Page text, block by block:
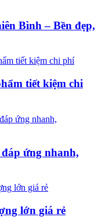
Bình – Bền đẹp,
tiết kiệm chi
ứng nhanh,
lớn giá rẻ